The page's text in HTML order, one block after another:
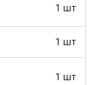
1 шт
1 шт
1 шт